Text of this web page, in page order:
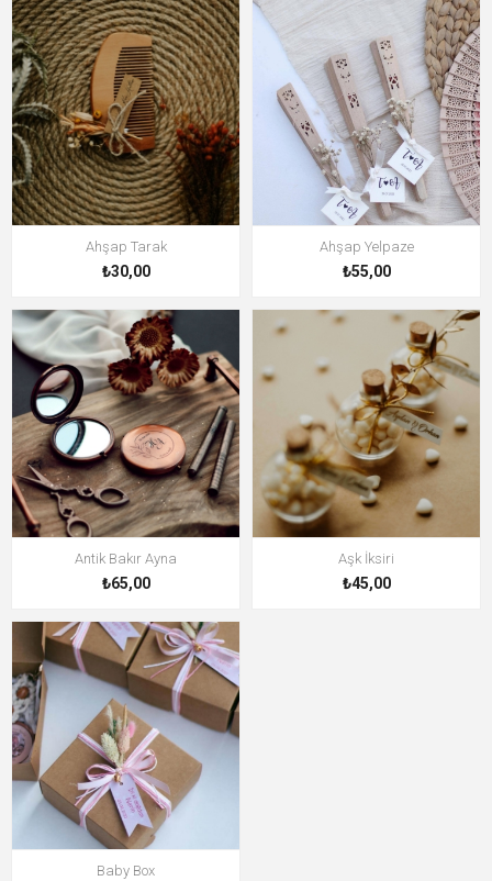
Ahşap Tarak
₺30,00
Ahşap Yelpaze
₺55,00
Antik Bakır Ayna
₺65,00
Aşk İksiri
₺45,00
Baby Box